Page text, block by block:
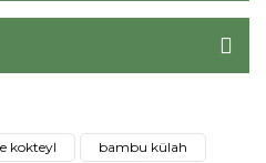
kokteyl
bambu külah